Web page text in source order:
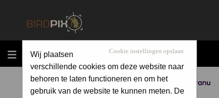
MENU
Sponsored by
Cookie instellingen opslaan
Wij plaatsen
verschillende cookies om deze website naar
behoren te laten functioneren en om het
gebruik van de website te kunnen meten. De